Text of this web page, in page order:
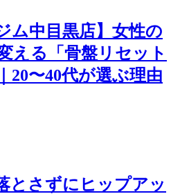
ム中目黒店】女性の
える「骨盤リセット
20〜40代が選ぶ理由
とさずにヒップアッ